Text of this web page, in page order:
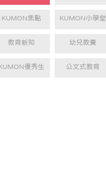
如心底，其實已經了
KUMON焦點 KUMON小學堂
教育新知 幼兒教養
優秀生 公文式教育